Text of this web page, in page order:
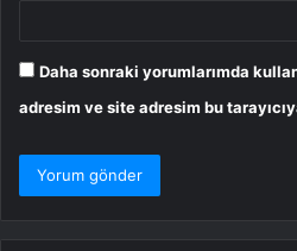
Daha sonraki yorumlarımda
adresim ve site adresim bu